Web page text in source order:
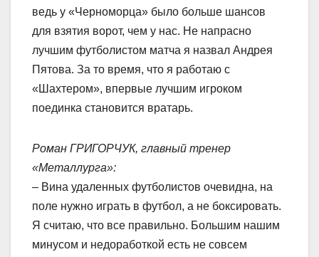
ведь у «Черноморца» было больше шансов
для взятия ворот, чем у нас. Не напрасно
лучшим футболистом матча я назвал Андрея
Пятова. За то время, что я работаю с
«Шахтером», впервые лучшим игроком
поединка становится вратарь.
Роман ГРИГОРЧУК, главный тренер
«Металлурга»:
– Вина удаленных футболистов очевидна, на
поле нужно играть в футбол, а не боксировать.
Я считаю, что все правильно. Большим нашим
минусом и недоработкой есть не совсем